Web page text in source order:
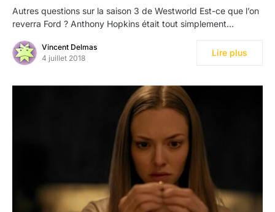
Autres questions sur la saison 3 de Westworld Est-ce que l’on
reverra Ford ? Anthony Hopkins était tout simplement…
Vincent Delmas
4 juillet 2018
Lire plus